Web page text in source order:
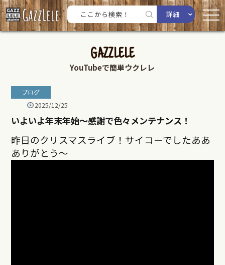
詳細
GAZZLELE
YouTubeで簡単ウクレレ
ブログ
2025/12/25
いよいよ年末年始〜感謝で色々メンテナンス！
昨日のクリスマスライブ！サイコーでしたああ
ありがとう〜